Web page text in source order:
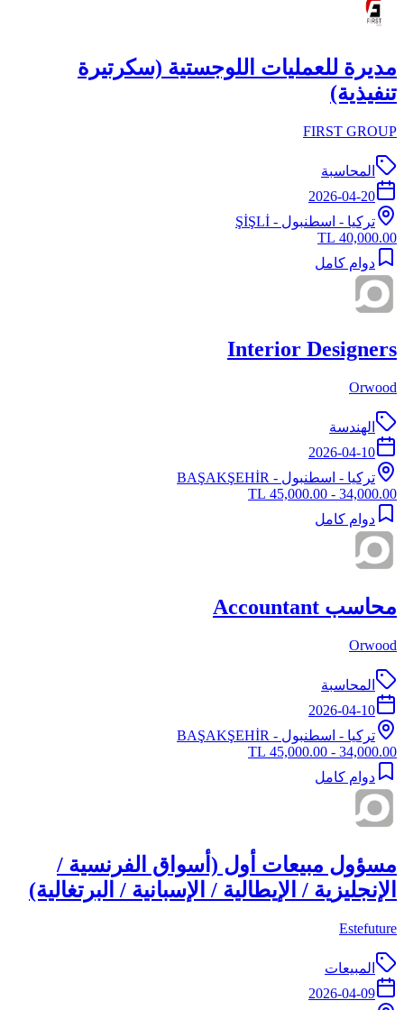
مديرة للعمليات اللوجستية (سكرتيرة
تنفيذية)
FIRST GROUP
المحاسبة
2026-04-20
تركيا - اسطنبول - ŞİŞLİ
40,000.00 TL
دوام كامل
Interior Designers
Orwood
الهندسة
2026-04-10
تركيا - اسطنبول - BAŞAKŞEHİR
34,000.00 - 45,000.00 TL
دوام كامل
محاسب Accountant
Orwood
المحاسبة
2026-04-10
تركيا - اسطنبول - BAŞAKŞEHİR
34,000.00 - 45,000.00 TL
دوام كامل
مسؤول مبيعات أول (أسواق الفرنسية /
الإنجليزية / الإيطالية / الإسبانية / البرتغالية)
Estefuture
المبيعات
2026-04-09